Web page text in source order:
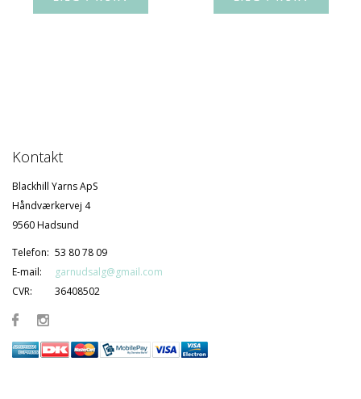
Kontakt
Blackhill Yarns ApS
Håndværkervej 4
9560 Hadsund
Telefon: 53 80 78 09
E-mail:
garnudsalg@gmail.com
CVR:
36408502